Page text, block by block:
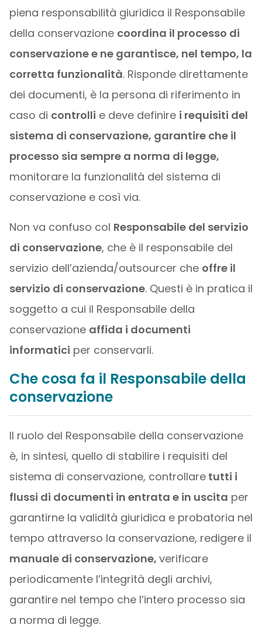
piena responsabilità giuridica il Responsabile
della conservazione coordina il processo di
conservazione e ne garantisce, nel tempo, la
corretta funzionalità. Risponde direttamente
dei documenti, è la persona di riferimento in
caso di controlli e deve definire i requisiti del
sistema di conservazione, garantire che il
processo sia sempre a norma di legge,
monitorare la funzionalità del sistema di
conservazione e così via.
Non va confuso col Responsabile del servizio
di conservazione, che è il responsabile del
servizio dell’azienda/outsourcer che offre il
servizio di conservazione. Questi è in pratica il
soggetto a cui il Responsabile della
conservazione affida i documenti
informatici per conservarli.
Che cosa fa il Responsabile della
conservazione
Il ruolo del Responsabile della conservazione
è, in sintesi, quello di stabilire i requisiti del
sistema di conservazione, controllaretutti i
flussi di documenti in entrata e in uscita per
garantirne la validità giuridica e probatoria nel
tempo attraverso la conservazione, redigere il
manuale di conservazione, verificare
periodicamente l’integrità degli archivi,
garantire nel tempo che l’intero processo sia
a norma di legge.